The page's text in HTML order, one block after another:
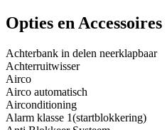
Opties en Accessoires
Achterbank in delen neerklapbaar
Achterruitwisser
Airco
Airco automatisch
Airconditioning
Alarm klasse 1(startblokkering)